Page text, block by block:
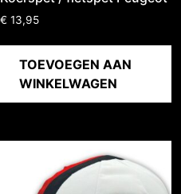
€ 13,95
TOEVOEGEN AAN
WINKELWAGEN